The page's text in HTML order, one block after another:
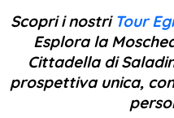
Scopri i nostri Tour
Esplora la
Cittadella di
prospettiva unica,